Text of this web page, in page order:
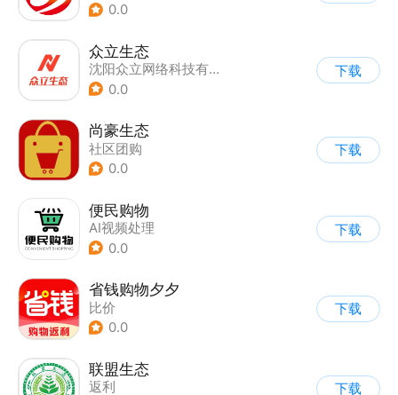
0.0
众立生态
沈阳众立网络科技有限公司
0.0
下载
尚豪生态
社区团购
0.0
下载
便民购物
AI视频处理
0.0
下载
省钱购物夕夕
比价
0.0
下载
联盟生态
返利
下载